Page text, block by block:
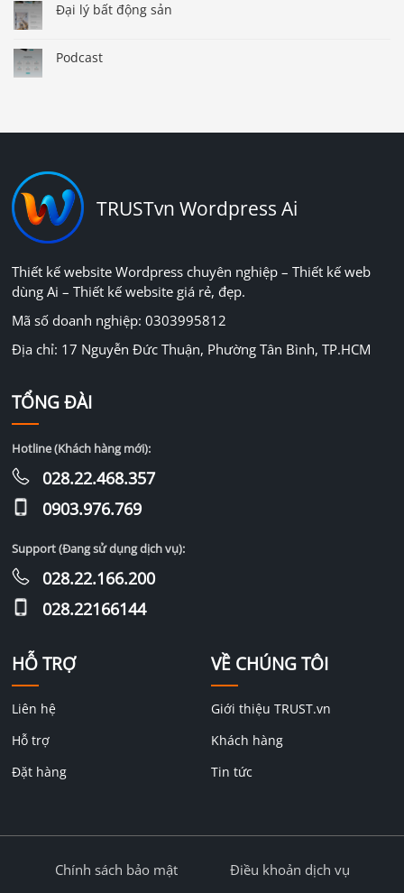
Đại lý bất động sản
Podcast
TRUSTvn Wordpress Ai
Thiết kế website Wordpress chuyên nghiệp – Thiết kế web
dùng Ai – Thiết kế website giá rẻ, đẹp.
Mã số doanh nghiệp: 0303995812
Địa chỉ: 17 Nguyễn Đức Thuận, Phường Tân Bình, TP.HCM
HỖ TRỢ
Liên hệ
Hỗ trợ
Đặt hàng
VỀ CHÚNG TÔI
Giới thiệu TRUST.vn
Khách hàng
Tin tức
TỔNG ĐÀI
Hotline (Khách hàng mới):
028.22.468.357
0903.976.769
Support (Đang sử dụng dịch vụ):
028.22.166.200
028.22166144
Chính sách bảo mật Điều khoản dịch vụ